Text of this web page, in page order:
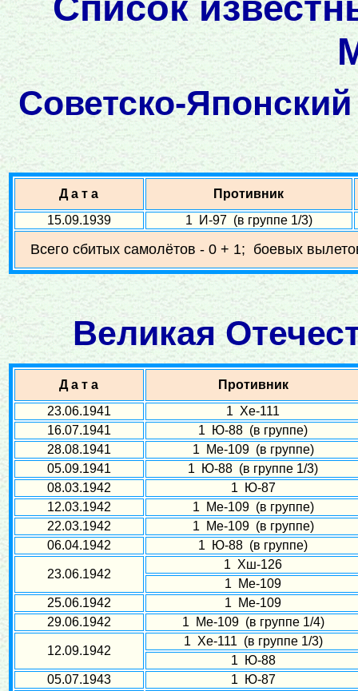
Советско-
Д а т а
Противник
15.09.1939
1 И-97 (в группе 1/3)
Всего сбитых самолётов - 0 + 1; боевых
Великая
Д а т а
Противник
23.06.1941
1 Хе-111
16.07.1941
1 Ю-88 (в группе)
28.08.1941
1 Ме-109 (в группе)
05.09.1941
1 Ю-88 (в группе 1/3)
08.03.1942
1 Ю-87
12.03.1942
1 Ме-109 (в группе)
22.03.1942
1 Ме-109 (в группе)
06.04.1942
1 Ю-88 (в группе)
23.06.1942
1 Хш-126
1 Ме-109
25.06.1942
1 Ме-109
29.06.1942
1 Ме-109 (в группе 1/4)
12.09.1942
1 Хе-111 (в группе 1/3)
1 Ю-88
05.07.1943
1 Ю-87